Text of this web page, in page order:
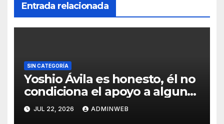
Entrada relacionada
SIN CATEGORÍA
Yoshio Ávila es honesto, él no
condiciona el apoyo a alguna
figura política por una
candidatura
JUL 22, 2026 ADMINWEB